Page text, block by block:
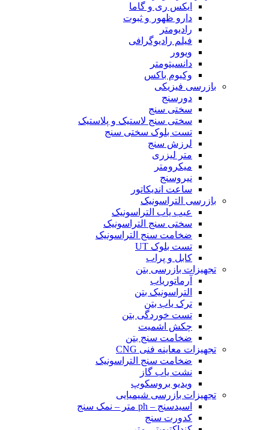
ایکس ری و گاما
دارو ظهور و ثبوت
رادیومتر
فیلم رادیوگرافی
ویوور
دانسیتومتر
وکیوم باکس
بازرسی فیزیکی
دورسنج
سختی سنج
سختی سنج لاستیک و پلاستیک
تست بلوک سختی سنج
لرزش سنج
متر لیزری
میکرومتر
نیروسنج
ساعت اندیکاتور
بازرسی التراسونیک
عیب یاب التراسونیک
سختی سنج التراسونیک
ضخامت سنج التراسونیک
تست بلوک UT
کابل و پراب
تجهیزات بازرسی بتن
آرماتوریاب
التراسونیک بتن
ترک یاب بتن
تست خوردگی بتن
چکش اشمیت
ضخامت سنج بتن
تجهیزات معاینه فنی CNG
ضخامت سنج التراسونیک
نشت یاب گاز
ویدیو بروسکوپ
تجهیزات بازرسی شیمیایی
اسیدسنج – ph متر – نمک سنج
کدورت سنج